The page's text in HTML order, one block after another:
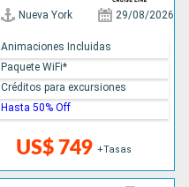
Nueva York 29/08/2026
US$ 749 +Tasas
Animaciones Incluidas
Paquete WiFi*
Créditos para excursiones
Hasta 50% Off